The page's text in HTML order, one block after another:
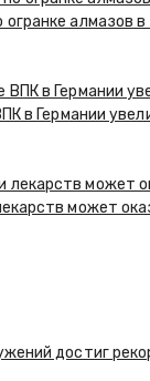
алмазов
в Германии
может
достиг